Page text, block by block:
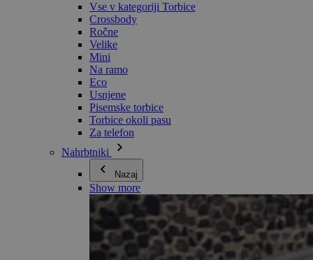
Vse v kategoriji Torbice
Crossbody
Ročne
Velike
Mini
Na ramo
Eco
Usnjene
Pisemske torbice
Torbice okoli pasu
Za telefon
Nahrbtniki
Nazaj
Show more